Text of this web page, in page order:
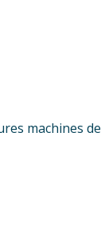
machines